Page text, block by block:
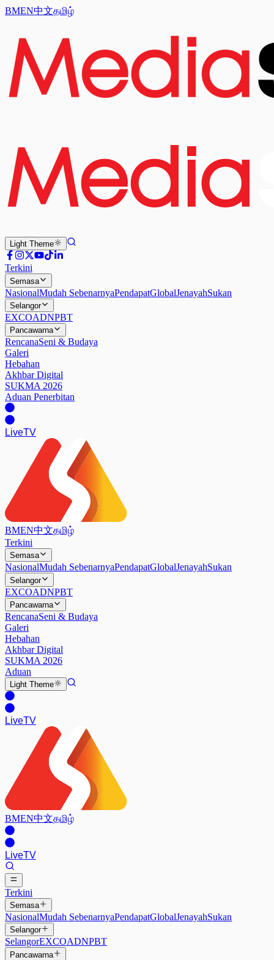
BMEN中文தமிழ்
Light Theme
Terkini
Semasa
NasionalMudah SebenarnyaPendapatGlobalJenayahSukan
Selangor
EXCOADNPBT
Pancawarna
RencanaSeni & Budaya
Galeri
Hebahan
Akhbar Digital
SUKMA 2026
Aduan Penerbitan
LiveTV
BMEN中文தமிழ்
Terkini
Semasa
NasionalMudah SebenarnyaPendapatGlobalJenayahSukan
Selangor
EXCOADNPBT
Pancawarna
RencanaSeni & Budaya
Galeri
Hebahan
Akhbar Digital
SUKMA 2026
Aduan
Light Theme
LiveTV
BMEN中文தமிழ்
LiveTV
Terkini
Semasa
NasionalMudah SebenarnyaPendapatGlobalJenayahSukan
Selangor
SelangorEXCOADNPBT
Pancawarna